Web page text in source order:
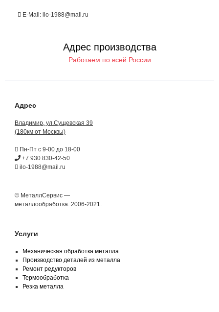
E-Mail: ilo-1988@mail.ru
Адрес производства
Работаем по всей России
Адрес
Владимир, ул.Сущевская 39
(180км от Москвы)
Пн-Пт с 9-00 до 18-00
+7 930 830-42-50
ilo-1988@mail.ru
© МеталлСервис —
металлообработка. 2006-2021.
Услуги
Механическая обработка металла
Производство деталей из металла
Ремонт редукторов
Термообработка
Резка металла